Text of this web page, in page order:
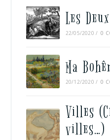
Les
22/05/2020 / 0
Ma
20/12/2020 / 0
Villes
villes…)